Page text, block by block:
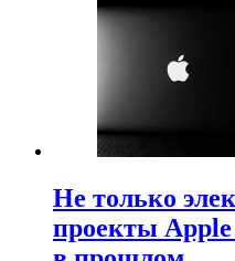
Не только
проекты